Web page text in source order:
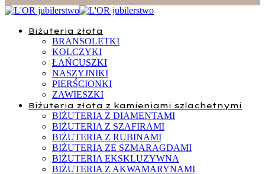
Biżuteria złota
BRANSOLETKI
KOLCZYKI
ŁAŃCUSZKI
NASZYJNIKI
PIERŚCIONKI
ZAWIESZKI
Biżuteria złota z kamieniami szlachetnymi
BIŻUTERIA Z DIAMENTAMI
BIŻUTERIA Z SZAFIRAMI
BIŻUTERIA Z RUBINAMI
BIŻUTERIA ZE SZMARAGDAMI
BIŻUTERIA EKSKLUZYWNA
BIŻUTERIA Z AKWAMARYNAMI